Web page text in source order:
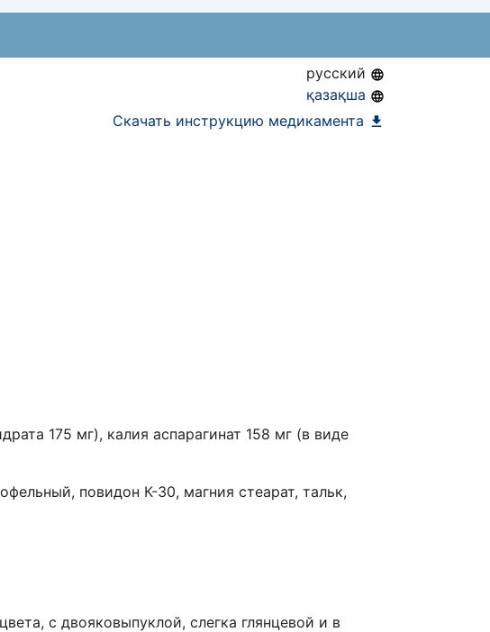
русский
қазақша
Скачать инструкцию медикамента
175 мг), калия аспарагинат 158 мг (в виде
повидон К-30, магния стеарат, тальк,
с двояковыпуклой, слегка глянцевой и в